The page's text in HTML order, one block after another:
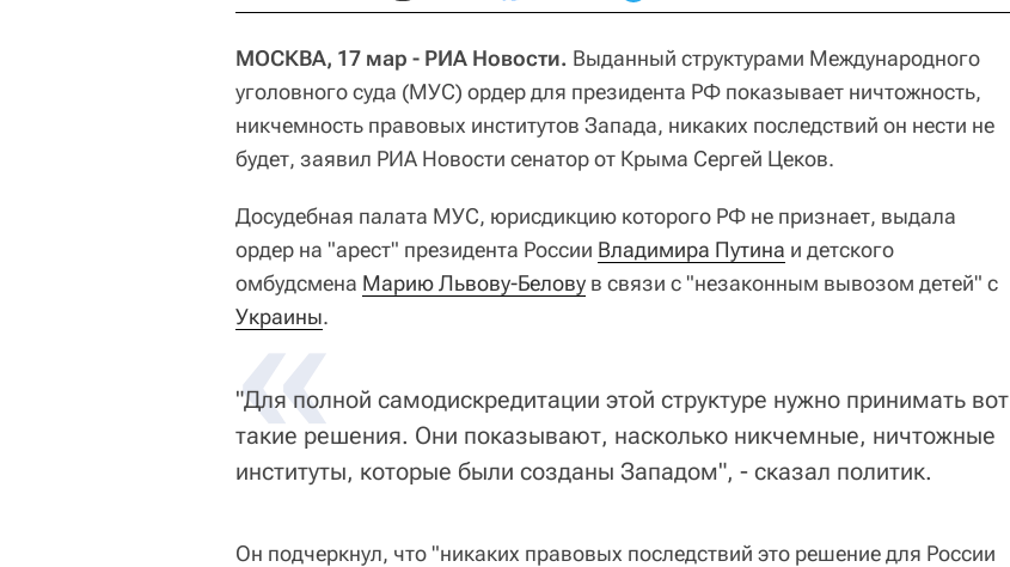
МОСКВА, 17 мар - РИА Новости. Выданный структурами Международного
уголовного суда (МУС) ордер для президента РФ показывает ничтожность,
никчемность правовых институтов Запада, никаких последствий он нести не
будет, заявил РИА Новости сенатор от Крыма Сергей Цеков.
Досудебная палата МУС, юрисдикцию которого РФ не признает, выдала
ордер на "арест" президента России Владимира Путина и детского
омбудсмена Марию Львову-Белову в связи с "незаконным вывозом детей" с
Украины.
«
"Для полной самодискредитации этой структуре нужно принимать вот
такие решения. Они показывают, насколько никчемные, ничтожные
институты, которые были созданы Западом", - сказал политик.
Он подчеркнул, что "никаких правовых последствий это решение для России